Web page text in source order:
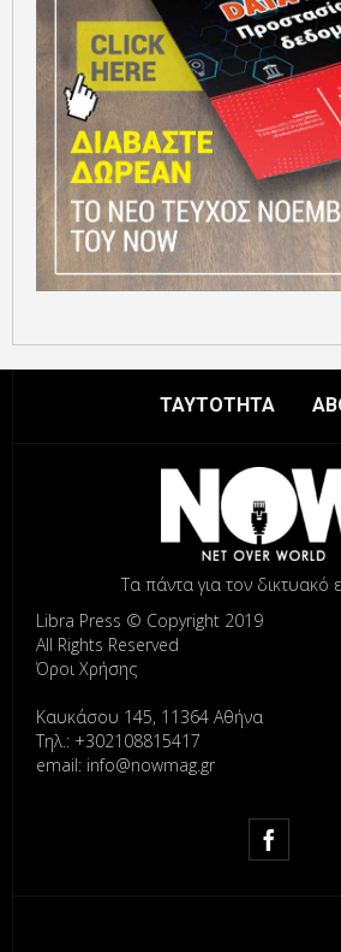
ΤΑΥΤΟΤΗΤΑ
Τα πάντα για τον δικτυακό
Libra Press © Copyright 2019
All Rights Reserved
Όροι Χρήσης
Καυκάσου 145, 11364 Αθήνα
Τηλ.: +302108815417
email: info@nowmag.gr